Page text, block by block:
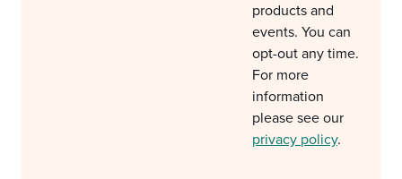
products and
events. You can
opt-out any time.
For more
information
please see our
privacy policy.